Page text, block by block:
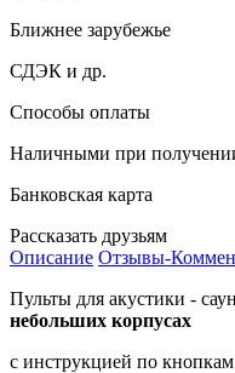
Ближнее зарубежье
СДЭК и др.
Способы оплаты
Наличными при
Банковская карта
Рассказать друзьям
Описание Отзывы-
Пульты для акустики -
небольших корпусах
с инструкцией по кнопкам